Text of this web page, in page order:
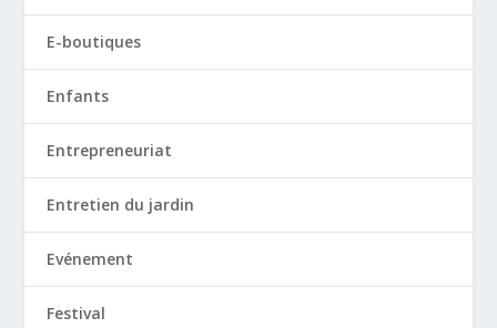
E-boutiques
Enfants
Entrepreneuriat
Entretien du jardin
Evénement
Festival